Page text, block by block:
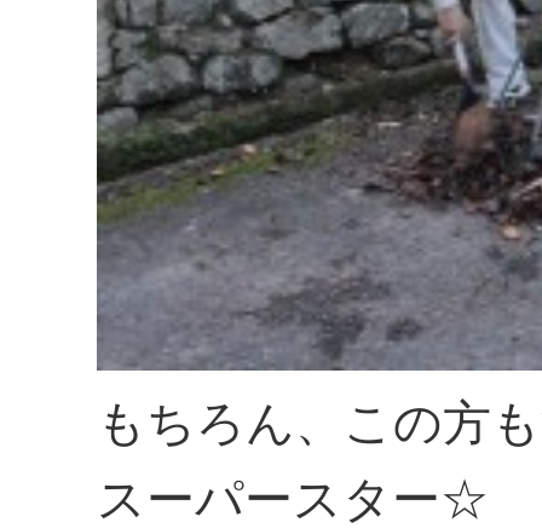
もちろん、この方
スーパースター☆